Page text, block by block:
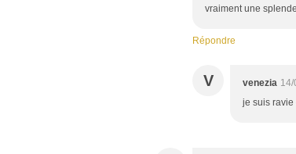
vraiment une
Répondre
V venezia
je suis